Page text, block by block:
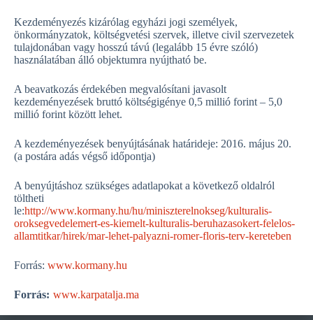
Kezdeményezés kizárólag egyházi jogi személyek,
önkormányzatok, költségvetési szervek, illetve civil szervezetek
tulajdonában vagy hosszú távú (legalább 15 évre szóló)
használatában álló objektumra nyújtható be.
A beavatkozás érdekében megvalósítani javasolt
kezdeményezések bruttó költségigénye 0,5 millió forint – 5,0
millió forint között lehet.
A kezdeményezések benyújtásának határideje: 2016. május 20.
(a postára adás végső időpontja)
A benyújtáshoz szükséges adatlapokat a következő oldalról
töltheti
le:http://www.kormany.hu/hu/miniszterelnokseg/kulturalis-
oroksegvedelemert-es-kiemelt-kulturalis-beruhazasokert-felelos-
allamtitkar/hirek/mar-lehet-palyazni-romer-floris-terv-kereteben
Forrás: www.kormany.hu
Forrás: www.karpatalja.ma